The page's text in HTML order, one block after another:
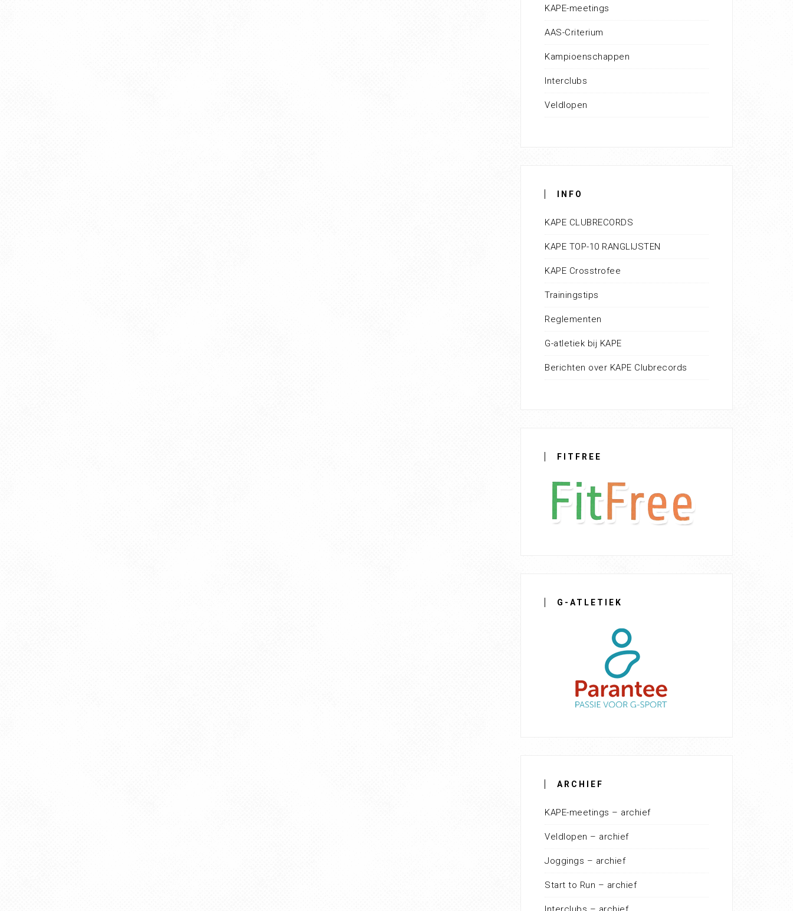
KAPE-meetings
AAS-Criterium
Kampioenschappen
Interclubs
Veldlopen
INFO
KAPE CLUBRECORDS
KAPE TOP-10 RANGLIJSTEN
KAPE Crosstrofee
Trainingstips
Reglementen
G-atletiek bij KAPE
Berichten over KAPE Clubrecords
FITFREE
G-ATLETIEK
ARCHIEF
KAPE-meetings – archief
Veldlopen – archief
Joggings – archief
Start to Run – archief